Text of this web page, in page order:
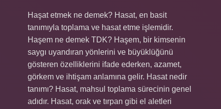
Haşat etmek ne demek? Hasat, en basit
tanımıyla toplama ve hasat etme işlemidir.
Haşem ne demek TDK? Haşem, bir kimsenin
saygı uyandıran yönlerini ve büyüklüğünü
gösteren özelliklerini ifade ederken, azamet,
görkem ve ihtişam anlamına gelir. Hasat nedir
tanımı? Hasat, mahsul toplama sürecinin genel
adıdır. Hasat, orak ve tırpan gibi el aletleri